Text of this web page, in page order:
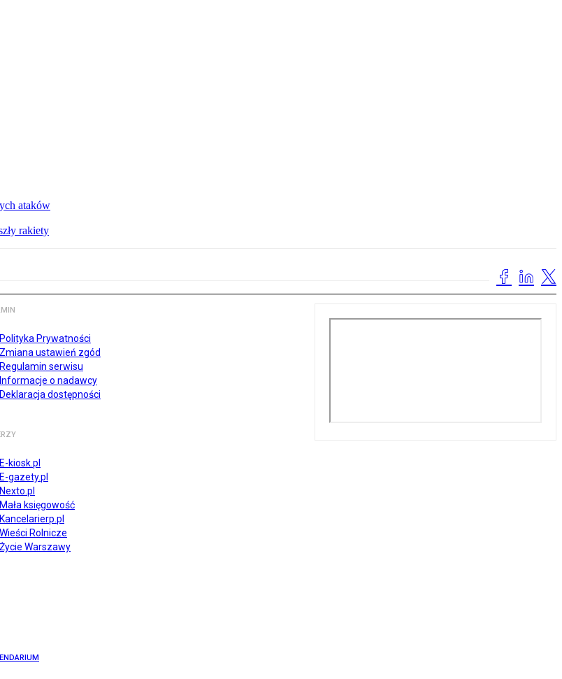
ataków
rakiety
Polityka Prywatności
Zmiana ustawień zgód
Regulamin serwisu
Informacje o nadawcy
Deklaracja dostępności
E-kiosk.pl
E-gazety.pl
Nexto.pl
Mała księgowość
Kancelarierp.pl
Wieści Rolnicze
Życie Warszawy